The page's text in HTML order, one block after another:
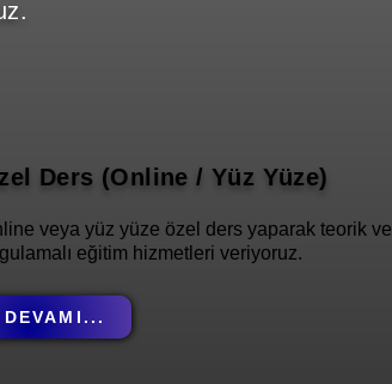
Ders (Online / Yüz Yüze)
veya yüz yüze özel ders yaparak teorik ve
eğitim hizmetleri veriyoruz.
DEVAMI...